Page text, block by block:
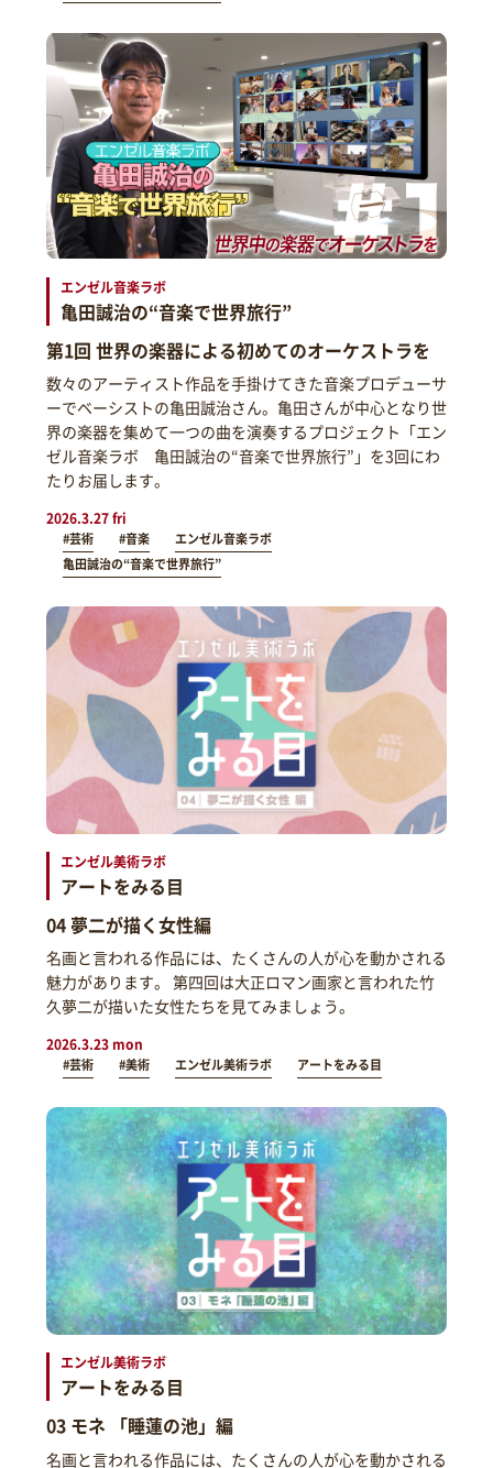
エンゼル音楽ラボ
亀田誠治の“音楽で世界旅行”
第1回 世界の楽器による初めてのオーケストラを
数々のアーティスト作品を手掛けてきた音楽プロデューサ
ーでベーシストの亀田誠治さん。亀田さんが中心となり世
界の楽器を集めて一つの曲を演奏するプロジェクト「エン
ゼル音楽ラボ 亀田誠治の“音楽で世界旅行”」を3回にわ
たりお届します。
2026.3.27 fri
#芸術 #音楽
エンゼル音楽ラボ
亀田誠治の“音楽で世界旅行”
エンゼル美術ラボ
アートをみる目
04 夢二が描く女性編
名画と言われる作品には、たくさんの人が心を動かされる
魅力があります。 第四回は大正ロマン画家と言われた竹
久夢二が描いた女性たちを見てみましょう。
2026.3.23 mon
#芸術 #美術 エンゼル美術ラボ アートをみる目
エンゼル美術ラボ
アートをみる目
03 モネ 「睡蓮の池」編
名画と言われる作品には、たくさんの人が心を動かされる